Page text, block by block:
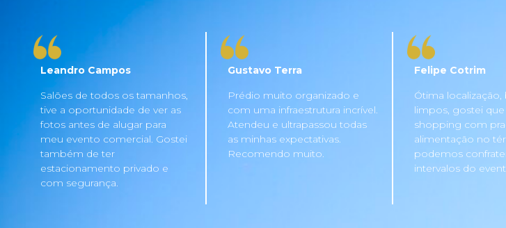
Salões de todos os tamanhos,
tive a oportunidade de ver as
fotos antes de alugar para
meu evento comercial. Gostei
também de ter
estacionamento privado e
com segurança.
Leandro Campos
Prédio muito organizado e
com uma infraestrutura incrível.
Atendeu e ultrapassou todas
as minhas expectativas.
Recomendo muito.
Gustavo Terra
Ótima
limpos, gostei
shopping com
alimentação no
podemos
intervalos do
Felipe Cotrim